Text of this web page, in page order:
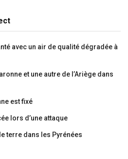
avec un air de qualité dégradée à
et une autre de l’Ariège dans
est fixé
lors d’une attaque
terre dans les Pyrénées